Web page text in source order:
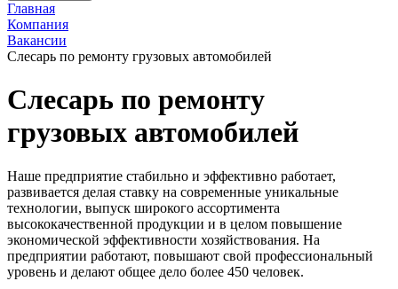
Главная
Компания
Вакансии
Слесарь по ремонту грузовых автомобилей
Слесарь по ремонту
грузовых автомобилей
Наше предприятие стабильно и эффективно работает,
развивается делая ставку на современные уникальные
технологии, выпуск широкого ассортимента
высококачественной продукции и в целом повышение
экономической эффективности хозяйствования. На
предприятии работают, повышают свой профессиональный
уровень и делают общее дело более 450 человек.